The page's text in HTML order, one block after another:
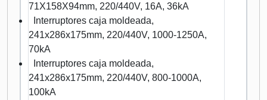
71X158X94mm, 220/440V, 16A, 36kA
Interruptores caja moldeada,
241x286x175mm, 220/440V, 1000-1250A,
70kA
Interruptores caja moldeada,
241x286x175mm, 220/440V, 800-1000A,
100kA